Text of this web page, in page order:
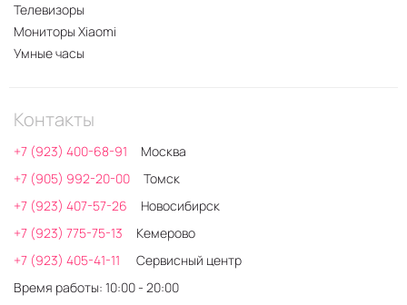
Телевизоры
Мониторы Xiaomi
Умные часы
Контакты
+7 (923) 400-68-91
Москва
+7 (905) 992-20-00
Томск
+7 (923) 407-57-26
Новосибирск
+7 (923) 775-75-13
Кемерово
+7 (923) 405-41-11
Сервисный центр
Время работы: 10:00 - 20:00